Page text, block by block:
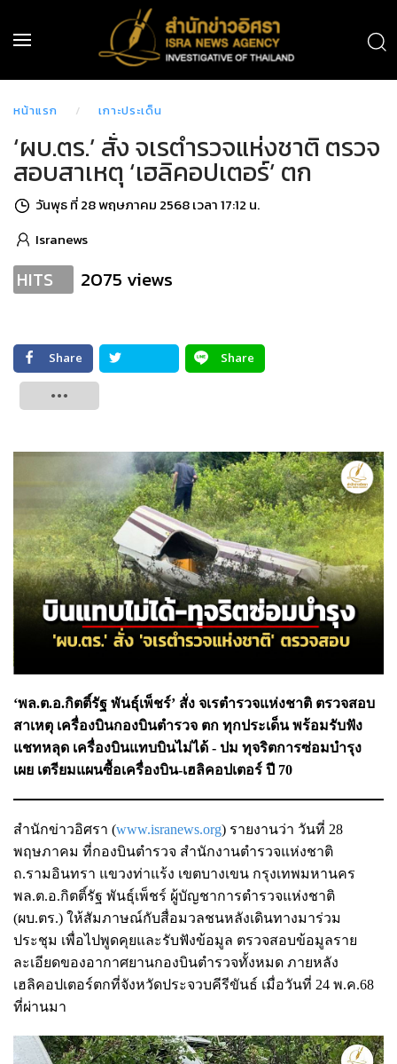
หน้าแรก เกาะประเด็น
‘ผบ.ตร.’ สั่ง จเรตำรวจแห่งชาติ ตรวจ
สอบสาเหตุ ‘เฮลิคอปเตอร์’ ตก
วันพุธ ที่ 28 พฤษภาคม 2568 เวลา 17:12 น.
Isranews
HITS 2075 views
Share
Share
‘พล.ต.อ.กิตติ์รัฐ พันธุ์เพ็ชร์’ สั่ง จเรตำรวจแห่งชาติ ตรวจสอบ
สาเหตุ เครื่องบินกองบินตำรวจ ตก ทุกประเด็น พร้อมรับฟัง
แชทหลุด เครื่องบินแทบบินไม่ได้ - ปม ทุจริตการซ่อมบำรุง
เผย เตรียมแผนซื้อเครื่องบิน-เฮลิคอปเตอร์ ปี 70
สำนักข่าวอิศรา (www.isranews.org) รายงานว่า วันที่ 28
พฤษภาคม ที่กองบินตำรวจ สำนักงานตำรวจแห่งชาติ
ถ.รามอินทรา แขวงท่าแร้ง เขตบางเขน กรุงเทพมหานคร
พล.ต.อ.กิตติ์รัฐ พันธุ์เพ็ชร์ ผู้บัญชาการตำรวจแห่งชาติ
(ผบ.ตร.) ให้สัมภาษณ์กับสื่อมวลชนหลังเดินทางมาร่วม
ประชุม เพื่อไปพูดคุยและรับฟังข้อมูล ตรวจสอบข้อมูลราย
ละเอียดของอากาศยานกองบินตำรวจทั้งหมด ภายหลัง
เฮลิคอปเตอร์ตกที่จังหวัดประจวบคีรีขันธ์ เมื่อวันที่ 24 พ.ค.68
ที่ผ่านมา